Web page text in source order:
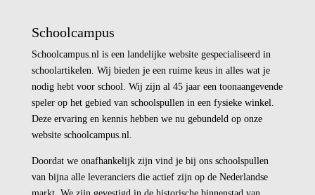
Schoolcampus
Schoolcampus.nl is een landelijke website gespecialiseerd in
schoolartikelen. Wij bieden je een ruime keus in alles wat je
nodig hebt voor school. Wij zijn al 45 jaar een toonaangevende
speler op het gebied van schoolspullen in een fysieke winkel.
Deze ervaring en kennis hebben we nu gebundeld op onze
website schoolcampus.nl.
Doordat we onafhankelijk zijn vind je bij ons schoolspullen
van bijna alle leveranciers die actief zijn op de Nederlandse